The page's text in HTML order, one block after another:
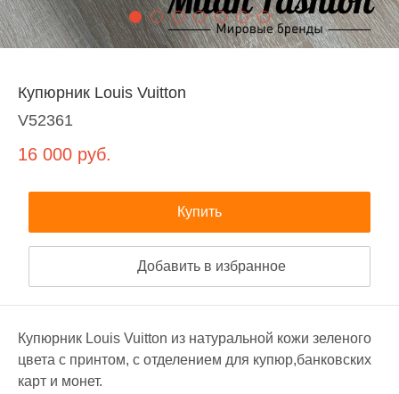
Купюрник Louis Vuitton
V52361
16 000 руб.
Купить
Добавить в избранное
Купюрник Louis Vuitton из натуральной кожи зеленого
цвета с принтом, с отделением для купюр,банковских
карт и монет.